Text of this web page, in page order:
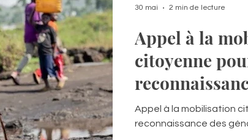
Appel à la
citoyenne
commis en
Appel à la mobilisation
reconnaissance des
30 mai 2 min de lecture